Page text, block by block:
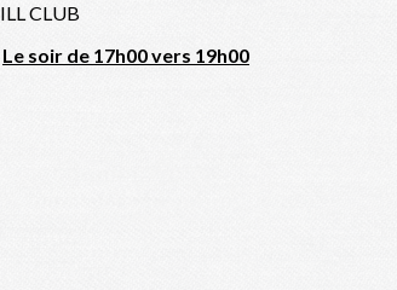
CLUB
Le soir de 17h00 vers 19h00